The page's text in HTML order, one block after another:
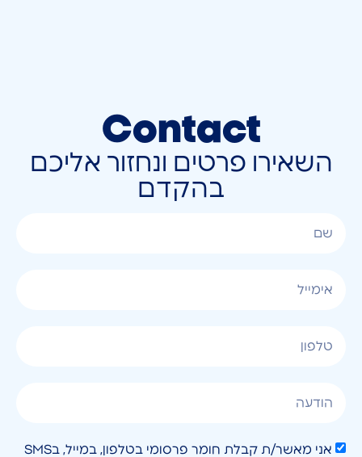
Contact
השאירו פרטים ונחזור אליכם
בהקדם
אני מאשר/ת קבלת חומר פרסומי בטלפון, במייל, בSMS